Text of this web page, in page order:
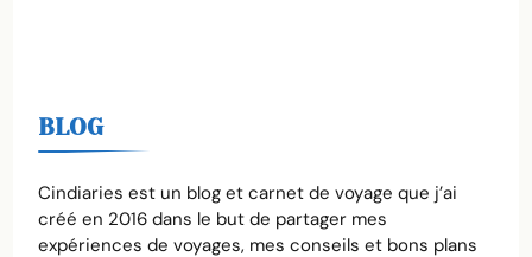
BLOG
Cindiaries est un blog et carnet de voyage que j’ai
créé en 2016 dans le but de partager mes
expériences de voyages, mes conseils et bons plans